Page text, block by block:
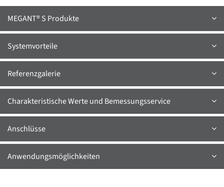
MEGANT® S Produkte
Systemvorteile
Referenzgalerie
Charakteristische Werte und Bemessungsservice
Anschlüsse
Anwendungsmöglichkeiten